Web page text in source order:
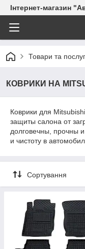
Інтернет-магазин
Товари та
КОВРИКИ НА
Коврики для
защиты салона от
долговечны, прочны
и чистоту в
Сортування